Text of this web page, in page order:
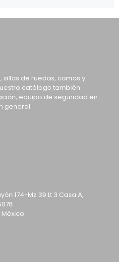
de ruedas, camas y
catálogo también
equipo de seguridad en
general.
174-Mz 39 Lt 3 Casa A,